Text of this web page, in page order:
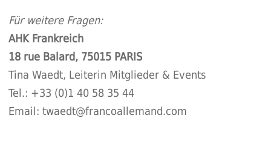
Für weitere Fragen:
AHK Frankreich
18 rue Balard, 75015 PARIS
Tina Waedt, Leiterin Mitglieder & Events
Tel.: +33 (0)1 40 58 35 44
Email: twaedt@francoallemand.com